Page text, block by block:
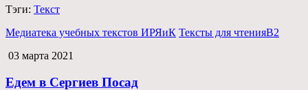
Тэги: Текст
Медиатека учебных текстов ИРЯиК Тексты для чтенияB2
03 марта 2021
Едем в Сергиев Посад